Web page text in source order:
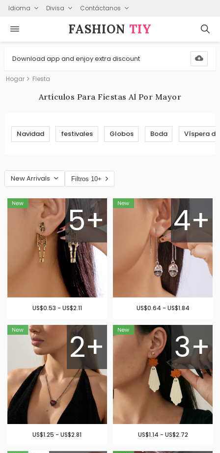
Idioma Divisa Contáctanos
FASHION⁠ TIY
Download app and enjoy extra discount
Hogar Fiesta
Artículos Para Fiestas Al Por Mayor
Navidad festivales Globos Boda Víspera
New Arrivals Filtros 10+
5+
US$0.53 - US$2.11
4+
US$0.64 - US$1.84
2+
US$1.25 - US$2.81
3+
US$1.14 - US$2.72